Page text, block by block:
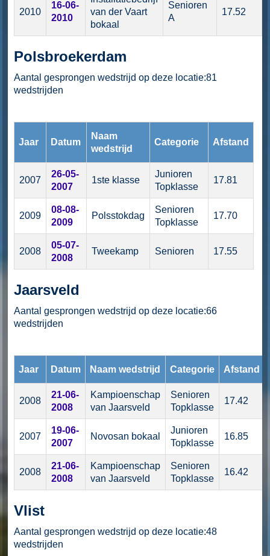
2010
16-06-
2010
van der Vaart
bokaal
Senioren
A
17.52
Polsbroekerdam
Aantal gesprongen wedstrijd op deze locatie:81
wedstrijden
Jaar Datum
Naam
wedstrijd
Categorie Afstand
2007
26-05-
2007
1ste klasse
Junioren
Topklasse
17.81
2009
08-08-
2009
Polsstokdag
Senioren
Topklasse
17.70
2008
05-07-
2008
Tweekamp Senioren 17.55
Jaarsveld
Aantal gesprongen wedstrijd op deze locatie:66
wedstrijden
Jaar Datum Naam wedstrijd Categorie Afstand
2008
21-06-
2008
Kampioenschap
van Jaarsveld
Senioren
Topklasse
17.42
2007
19-06-
2007
Novosan bokaal
Junioren
Topklasse
16.85
2008
21-06-
2008
Kampioenschap
van Jaarsveld
Senioren
Topklasse
16.42
Vlist
Aantal gesprongen wedstrijd op deze locatie:48
wedstrijden